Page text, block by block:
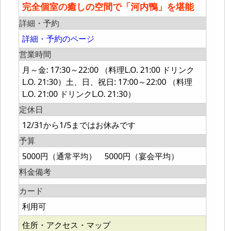
完全個室の癒しの空間で「河内鴨」を堪能
詳細・予約
詳細・予約のページ
営業時間
月～金: 17:30～22:00 （料理L.O. 21:00 ドリンク
L.O. 21:30）土、日、祝日: 17:00～22:00 （料理
L.O. 21:00 ドリンクL.O. 21:30）
定休日
12/31から1/5まではお休みです
予算
5000円（通常平均） 5000円（宴会平均）
料金備考
カード
利用可
住所・アクセス・マップ